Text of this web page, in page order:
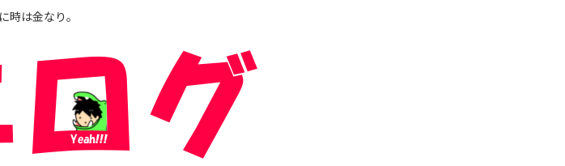
時は金なり。